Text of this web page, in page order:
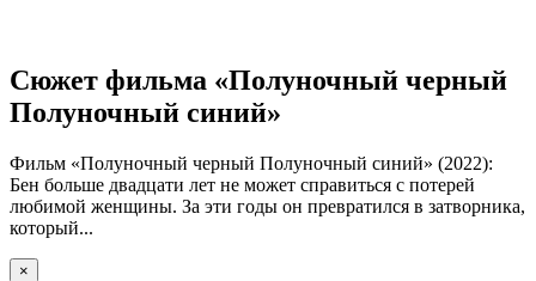
Сюжет фильма «Полуночный черный
Полуночный синий»
Фильм «Полуночный черный Полуночный синий» (2022):
Бен больше двадцати лет не может справиться с потерей
любимой женщины. За эти годы он превратился в затворника,
который...
×